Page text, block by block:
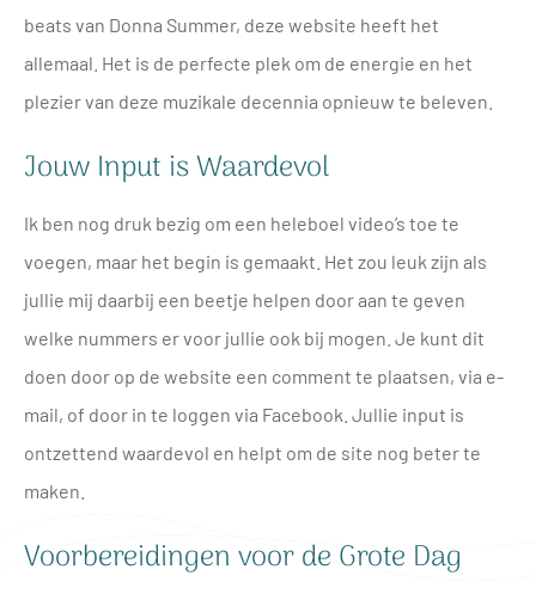
beats van Donna Summer, deze website heeft het
allemaal. Het is de perfecte plek om de energie en het
plezier van deze muzikale decennia opnieuw te beleven.
Jouw Input is Waardevol
Ik ben nog druk bezig om een heleboel video’s toe te
voegen, maar het begin is gemaakt. Het zou leuk zijn als
jullie mij daarbij een beetje helpen door aan te geven
welke nummers er voor jullie ook bij mogen. Je kunt dit
doen door op de website een comment te plaatsen, via e-
mail, of door in te loggen via Facebook. Jullie input is
ontzettend waardevol en helpt om de site nog beter te
maken.
Voorbereidingen voor de Grote Dag